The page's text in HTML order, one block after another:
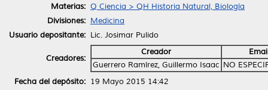
Materias: Q Ciencia > QH Historia Natural, Biología
Divisiones: Medicina
Usuario depositante: Lic. Josimar Pulido
Creadores:
Creador
Guerrero Ramírez, Guillermo Isaac NO
Fecha del depósito: 19 Mayo 2015 14:42